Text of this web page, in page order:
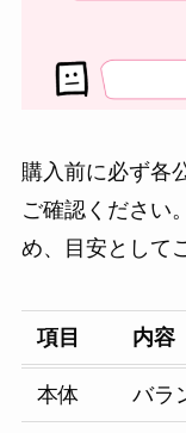
購入前に必ず各
ご確認ください
め、目安として
項目 内容
本体 バラ